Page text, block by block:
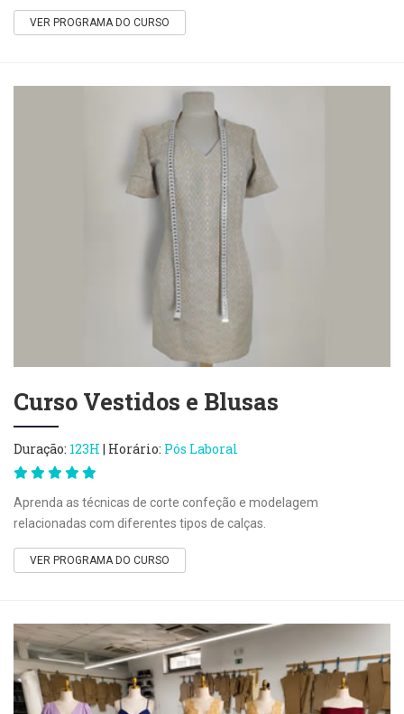
VER PROGRAMA DO CURSO
Curso Vestidos e Blusas
Duração: 123H | Horário: Pós Laboral
Aprenda as técnicas de corte confeção e modelagem
relacionadas com diferentes tipos de calças.
VER PROGRAMA DO CURSO